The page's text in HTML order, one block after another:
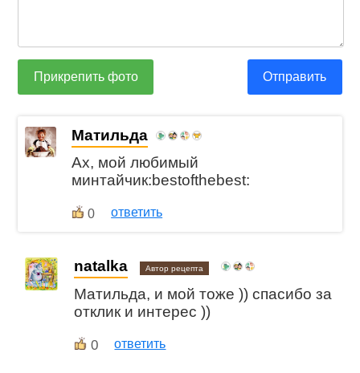
Прикрепить фото Отправить
Матильда
Ах, мой любимый
минтайчик:bestofthebest:
0 ответить
natalka Автор рецепта
Матильда, и мой тоже )) спасибо за
отклик и интерес ))
0 ответить